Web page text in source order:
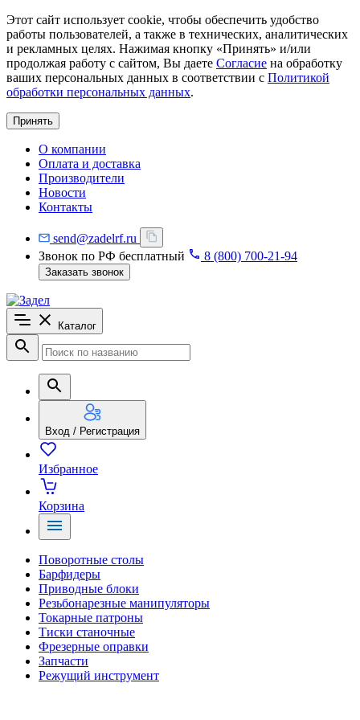
Этот сайт использует cookie, чтобы обеспечить удобство
работы пользователей, а также в технических, аналитических
и рекламных целях. Нажимая кнопку «Принять» и/или
продолжая работу с сайтом, Вы даете Согласие на обработку
ваших персональных данных в соответствии с Политикой
обработки персональных данных.
Принять
О компании
Оплата и доставка
Производители
Новости
Контакты
send@zadelrf.ru
Звонок по РФ бесплатный
8 (800) 700-21-94
Заказать звонок
Каталог
Вход / Регистрация
Избранное
Корзина
Поворотные столы
Барфидеры
Приводные блоки
Резьбонарезные манипуляторы
Токарные патроны
Тиски станочные
Фрезерные оправки
Запчасти
Режущий инструмент